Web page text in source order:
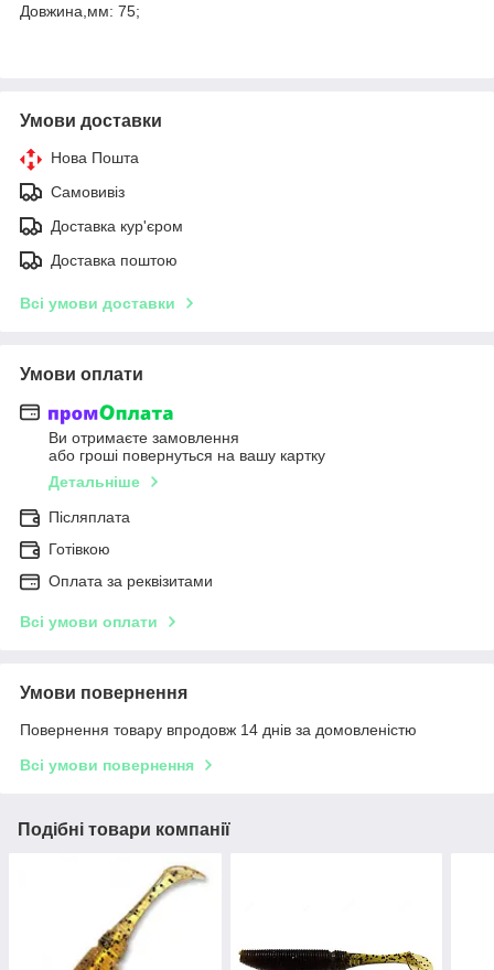
Довжина,мм: 75;
Умови доставки
Нова Пошта
Самовивіз
Доставка кур'єром
Доставка поштою
Всі умови доставки
Умови оплати
Ви отримаєте замовлення
або гроші повернуться на вашу картку
Детальніше
Післяплата
Готівкою
Оплата за реквізитами
Всі умови оплати
Умови повернення
Повернення товару впродовж 14 днів за домовленістю
Всі умови повернення
Подібні товари компанії